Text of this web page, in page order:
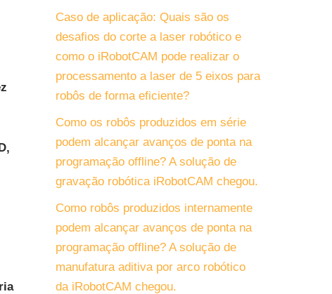
Caso de aplicação: Quais são os
desafios do corte a laser robótico e
como o iRobotCAM pode realizar o
processamento a laser de 5 eixos para
robôs de forma eficiente?
Como os robôs produzidos em série
podem alcançar avanços de ponta na
programação offline? A solução de
gravação robótica iRobotCAM chegou.
Como robôs produzidos internamente
podem alcançar avanços de ponta na
programação offline? A solução de
manufatura aditiva por arco robótico
da iRobotCAM chegou.